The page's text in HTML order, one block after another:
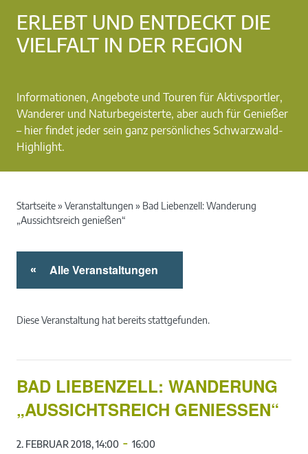
ERLEBT UND ENTDECKT DIE
VIELFALT IN DER REGION
Informationen, Angebote und Touren für Aktivsportler,
Wanderer und Naturbegeisterte, aber auch für Genießer
– hier findet jeder sein ganz persönliches Schwarzwald-
Highlight.
Startseite» Veranstaltungen » Bad Liebenzell: Wanderung
„Aussichtsreich genießen“
« Alle Veranstaltungen
Diese Veranstaltung hat bereits stattgefunden.
BAD LIEBENZELL: WANDERUNG
„AUSSICHTSREICH GENIESSEN“
2. FEBRUAR 2018, 14:00 - 16:00